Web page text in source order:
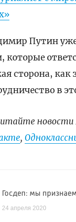
Путин уже
которые
сторона,
в
,
Госдеп: мы
24 апреля 2020